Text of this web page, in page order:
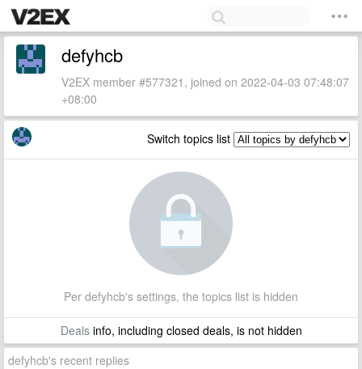
defyhcb
V2EX member #577321, joined on 2022-04-03 07:48:07
+08:00
Switch topics list
Per defyhcb's settings, the topics list is hidden
Dealsinfo, including closed deals, is not hidden
defyhcb's recent replies